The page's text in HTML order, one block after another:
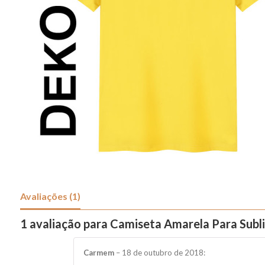
Avaliações (1)
1 avaliação para Camiseta Amarela Para
Carmem– 18 de outubro de 2018: